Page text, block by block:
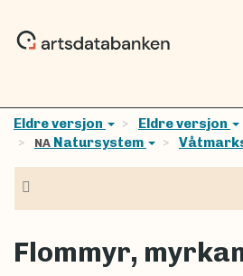
Eldre versjon Eldre versjon
NA Natursystem
Flommyr,